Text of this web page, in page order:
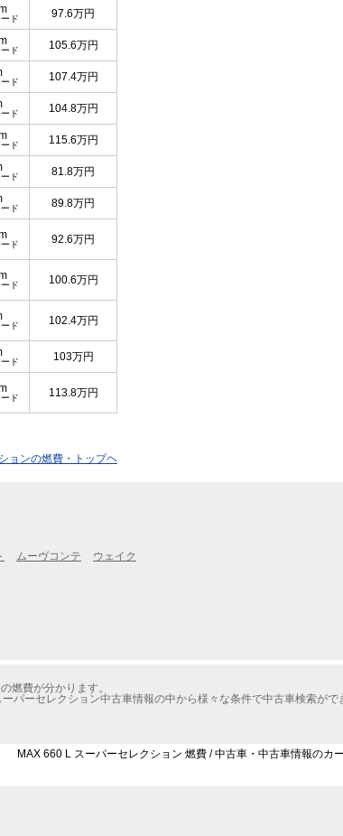
ド 97.6万円
ド 105.6万円
ド 107.4万円
ド 104.8万円
ド 115.6万円
ド 81.8万円
ド 89.8万円
ド 92.6万円
ド 100.6万円
ド 102.4万円
ド 103万円
ド 113.8万円
ョンの燃費・トップヘ
ムーヴコンテ ウェイク
燃費が分かります。
パーセレクション中古車情報の中から様々な条件で中古車検索がで
MAX 660 L スーパーセレクション 燃費 / 中古車・中古車情報のカ